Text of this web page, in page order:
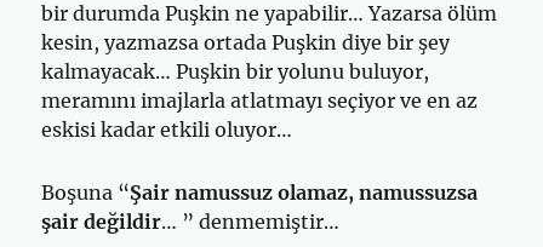
bir durumda Puşkin ne yapabilir… Yazarsa ölüm
kesin, yazmazsa ortada Puşkin diye bir şey
kalmayacak… Puşkin bir yolunu buluyor,
meramını imajlarla atlatmayı seçiyor ve en az
eskisi kadar etkili oluyor…
Boşuna “Şair namussuz olamaz, namussuzsa
şair değildir… ” denmemiştir…